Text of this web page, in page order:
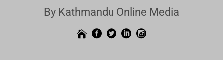
By Kathmandu Online Media